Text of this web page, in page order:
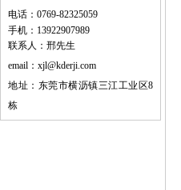
电话：0769-82325059
手机：13922907989
联系人：邢先生
email： xjl@kderji.com
地址：东莞市横沥镇三江工业区8
栋